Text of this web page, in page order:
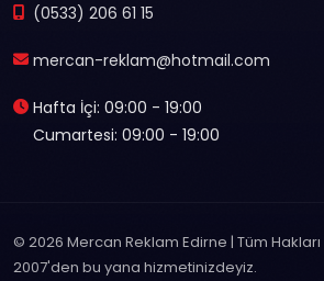
(0533) 206 61 15
mercan-reklam@hotmail.com
Hafta İçi: 09:00 - 19:00
Cumartesi: 09:00 - 19:00
© 2026 Mercan Reklam Edirne | Tüm Hakları
2007'den bu yana hizmetinizdeyiz.